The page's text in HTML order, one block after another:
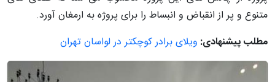
متنوع و پر از انقباض و انبساط را برای پروژه به ارمغان آورد.
مطلب پیشنهادی: ویلای برادر کوچکتر در لواسان تهران